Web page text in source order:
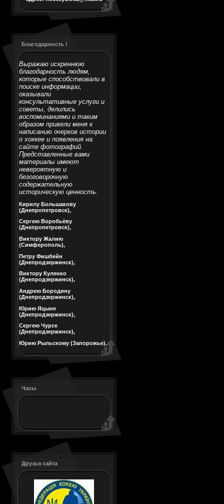
Благодарность !
Выражаю искреннюю
благодарность людям,
которые способствовали в
поиске информации,
оказывали
консультативные услуги и
советы, делились
воспоминаниями и таким
образом привели меня к
написанию очерков истории
о хоккее и появления на
сайте фотографий.
Представленные вами
материалы имеют
невероятную и
безоговорочную
содержательную
историческую ценность.
Кирилу Большакову
(Днепропетровск),
Сергею Воробьёву
(Днепропетровск),
Виктору Жалию
(Симферополь),
Петру Фишбейн
(Днепродзержинск),
Виктору Куленко
(Днепродзержинск),
Андрею Бородину
(Днепродзержинск),
Юрию Яцыне
(Днепродзержинск),
Сергею Чурсе
(Днепродзержинск),
Юрию Рыльскому (Запорожье).
Часы
Друзья сайта